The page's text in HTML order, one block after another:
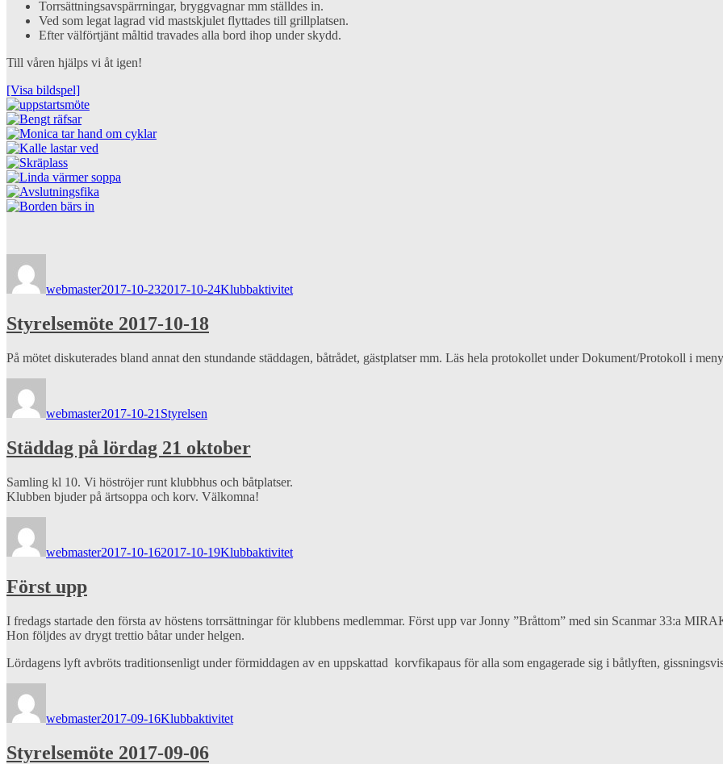
Torrsättningsavspärrningar, bryggvagnar mm ställdes in.
Ved som legat lagrad vid mastskjulet flyttades till grillplatsen.
Efter välförtjänt måltid travades alla bord ihop under skydd.
Till våren hjälps vi åt igen!
[Visa bildspel]
webmaster2017-10-232017-10-24Klubbaktivitet
Styrelsemöte 2017-10-18
På mötet diskuterades bland annat den stundande städdagen, båtrådet, gästplatser mm. Läs hela protokollet under Dokument/Protokoll i
webmaster2017-10-21 Styrelsen
Städdag på lördag 21 oktober
Samling kl 10. Vi höströjer runt klubbhus och båtplatser.
Klubben bjuder på ärtsoppa och korv. Välkomna!
webmaster2017-10-162017-10-19Klubbaktivitet
Först upp
I fredags startade den första av höstens torrsättningar för klubbens medlemmar. Först upp var Jonny ”Bråttom” med sin Scanmar 33:a
Hon följdes av drygt trettio båtar under helgen.
Lördagens lyft avbröts traditionsenligt under förmiddagen av en uppskattad korvfikapaus för alla som engagerade sig i båtlyften,
webmaster2017-09-16Klubbaktivitet
Styrelsemöte 2017-09-06